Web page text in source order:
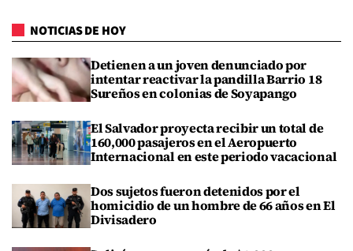
NOTICIAS DE HOY
Detienen a un joven denunciado por
intentar reactivar la pandilla Barrio 18
Sureños en colonias de Soyapango
El Salvador proyecta recibir un total de
160,000 pasajeros en el Aeropuerto
Internacional en este periodo vacacional
Dos sujetos fueron detenidos por el
homicidio de un hombre de 66 años en El
Divisadero